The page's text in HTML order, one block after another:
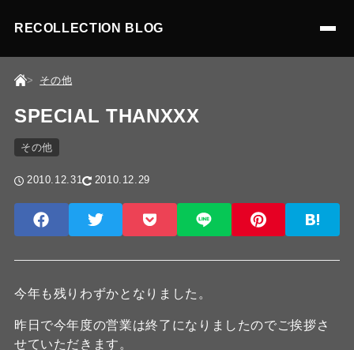
RECOLLECTION BLOG
その他
SPECIAL THANXXX
その他
2010.12.31 2010.12.29
今年も残りわずかとなりました。
昨日で今年度の営業は終了になりましたのでご挨拶さ
せていただきます。